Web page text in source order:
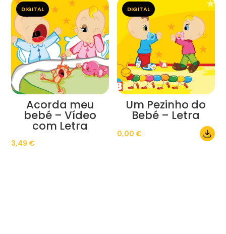
DIGITAL
Acorda meu
bebé – Vídeo
com Letra
3,49 €
DIGITAL
Um Pezinho do
Bebé – Letra
0,00 €